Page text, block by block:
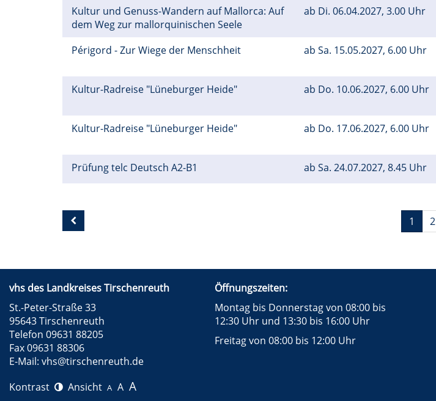
Kultur und Genuss-Wandern auf Mallorca: Auf
dem Weg zur mallorquinischen Seele
ab Di. 06.04.2027, 3.00 Uhr
Périgord - Zur Wiege der Menschheit ab Sa. 15.05.2027, 6.00 Uhr
Kultur-Radreise "Lüneburger Heide" ab Do. 10.06.2027, 6.00 Uhr
Kultur-Radreise "Lüneburger Heide" ab Do. 17.06.2027, 6.00 Uhr
Prüfung telc Deutsch A2-B1 ab Sa. 24.07.2027, 8.45 Uhr
1 2
vhs des Landkreises Tirschenreuth
St.-Peter-Straße 33
95643 Tirschenreuth
Telefon 09631 88205
Fax 09631 88306
E-Mail: vhs@tirschenreuth.de
Öffnungszeiten:
Montag bis Donnerstag von 08:00 bis
12:30 Uhr und 13:30 bis 16:00 Uhr
Freitag von 08:00 bis 12:00 Uhr
Kontrast Ansicht A A A